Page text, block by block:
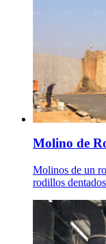
Molino de
Molinos de un
rodillos